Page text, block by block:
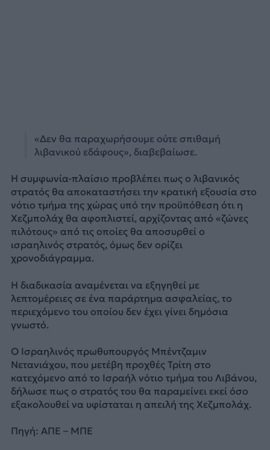
«Δεν θα παραχωρήσουμε ούτε σπιθαμή
λιβανικού εδάφους», διαβεβαίωσε.
Η συμφωνία-πλαίσιο προβλέπει πως ο λιβανικός
στρατός θα αποκαταστήσει την κρατική εξουσία στο
νότιο τμήμα της χώρας υπό την προϋπόθεση ότι η
Χεζμπολάχ θα αφοπλιστεί, αρχίζοντας από «ζώνες
πιλότους» από τις οποίες θα αποσυρθεί ο
ισραηλινός στρατός, όμως δεν ορίζει
χρονοδιάγραμμα.
Η διαδικασία αναμένεται να εξηγηθεί με
λεπτομέρειες σε ένα παράρτημα ασφαλείας, το
περιεχόμενο του οποίου δεν έχει γίνει δημόσια
γνωστό.
Ο Ισραηλινός πρωθυπουργός Μπέντζαμιν
Νετανιάχου, που μετέβη προχθές Τρίτη στο
κατεχόμενο από το Ισραήλ νότιο τμήμα του Λιβάνου,
δήλωσε πως ο στρατός του θα παραμείνει εκεί όσο
εξακολουθεί να υφίσταται η απειλή της Χεζμπολάχ.
Πηγή: AΠΕ – ΜΠΕ